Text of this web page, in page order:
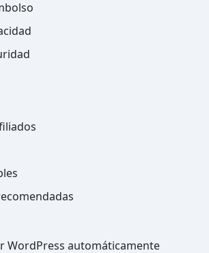
WordPress automáticamente